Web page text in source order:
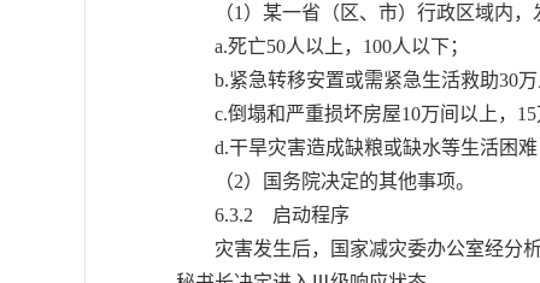
（1）某一省（区、市）行政区域内，
a.死亡50人以上，100人以下；
b.紧急转移安置或需紧急生活救助30万
c.倒塌和严重损坏房屋10万间以上，15
d.干旱灾害造成缺粮或缺水等生活困难
（2）国务院决定的其他事项。
6.3.2 启动程序
灾害发生后，国家减灾委办公室经分析